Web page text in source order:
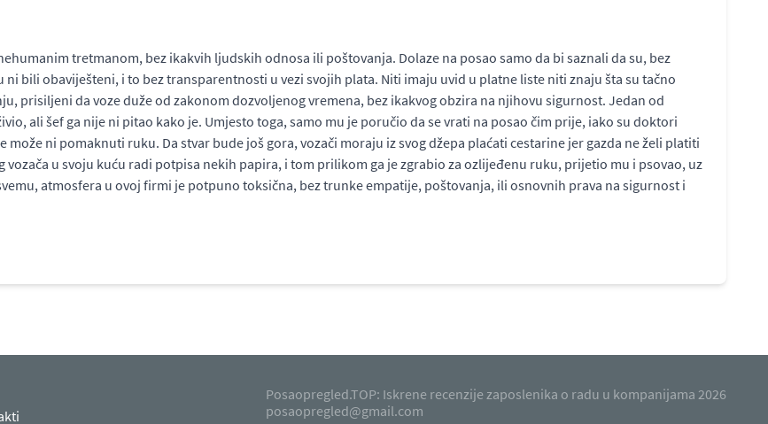
tretmanom, bez ikakvih ljudskih odnosa ili poštovanja. Dolaze na posao samo da bi saznali da su, bez
bili obaviješteni, i to bez transparentnosti u vezi svojih plata. Niti imaju uvid u platne liste niti znaju šta su tačno
prisiljeni da voze duže od zakonom dozvoljenog vremena, bez ikakvog obzira na njihovu sigurnost. Jedan od
ali šef ga nije ni pitao kako je. Umjesto toga, samo mu je poručio da se vrati na posao čim prije, iako su doktori
ni pomaknuti ruku. Da stvar bude još gora, vozači moraju iz svog džepa plaćati cestarine jer gazda ne želi platiti
vozača u svoju kuću radi potpisa nekih papira, i tom prilikom ga je zgrabio za ozlijeđenu ruku, prijetio mu i psovao, uz
atmosfera u ovoj firmi je potpuno toksična, bez trunke empatije, poštovanja, ili osnovnih prava na sigurnost i
Posaopregled.TOP: Iskrene recenzije zaposlenika o radu u kompanijama 2026
posaopregled@gmail.com